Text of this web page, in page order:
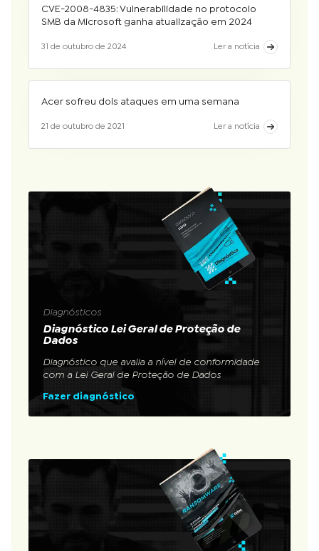
CVE-2008-4835: Vulnerabilidade no protocolo
SMB da Microsoft ganha atualização em 2024
31 de outubro de 2024 Ler a notícia
Acer sofreu dois ataques em uma semana
21 de outubro de 2021 Ler a notícia
Diagnósticos
Diagnóstico Lei Geral de Proteção de
Dados
Diagnóstico que avalia a nível de conformidade
com a Lei Geral de Proteção de Dados
Fazer diagnóstico